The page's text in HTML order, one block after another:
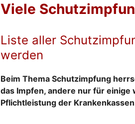
Viele
Liste aller
werden
Beim Thema Schutzimpfung
das Impfen, andere nur für
Pflichtleistung der